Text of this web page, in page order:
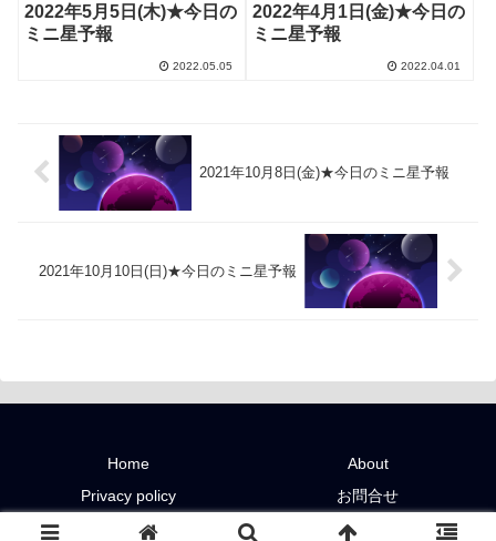
2022年5月5日(木)★今日の
ミニ星予報
2022.05.05
2022年4月1日(金)★今日の
ミニ星予報
2022.04.01
2021年10月8日(金)★今日のミニ星予報
2021年10月10日(日)★今日のミニ星予報
Home
About
Privacy policy
お問合せ
Copyright © 2019-2026 星ルーム All Rights Reserved.